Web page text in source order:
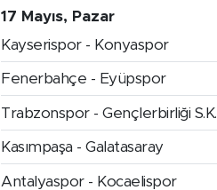
17 Mayıs, Pazar
Kayserispor - Konyaspor
Fenerbahçe - Eyüpspor
Trabzonspor - Gençlerbirliği S.K.
Kasımpaşa - Galatasaray
Antalyaspor - Kocaelispor